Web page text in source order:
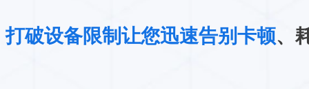
打破设备限制让您迅速告别卡顿、